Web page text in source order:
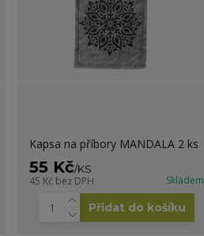
Kapsa na příbory MANDALA 2 ks
55 Kč/KS
45 Kč bez DPH Skladem
Přidat do košíku